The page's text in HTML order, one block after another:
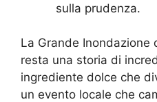
sulla prudenza.
La Grande Inondazione
resta una storia di
ingrediente dolce che
un evento locale che